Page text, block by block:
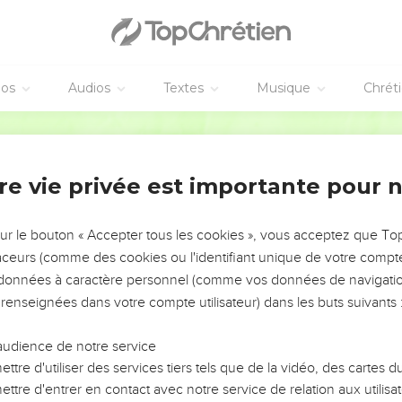
Audios Textes Musique
ὅταν ἀπαρθῇ ἀπ’ αὐτῶν ὁ νυμφίος, καὶ τότε
παλαιοῦ, καὶ χεῖρον σχίσμα γίνεται.
νέον εἰς ἀσκοὺς παλαιούς· εἰ δὲ μή, ῥήξει ὁ οἶνος
ἀσκοί. ἀλλὰ οἶνον νέον εἰς ἀσκοὺς καινούς.
τοῖς σάββασιν παραπορεύεσθαι διὰ τῶν σπορίμων,
τοὺς στάχυας.
αὐτῷ· Ἴδε τί ποιοῦσιν τοῖς σάββασιν ὃ οὐκ ἔξεστιν;
ἀνέγνωτε τί ἐποίησεν Δαυὶδ ὅτε χρείαν ἔσχεν
φαγεῖν εἰ μὴ τοὺς ἱερεῖς, καὶ ἔδωκεν καὶ τοῖς σὺν
Τὸ σάββατον διὰ τὸν ἄνθρωπον ἐγένετο καὶ οὐχ ὁ
vie privée est importante pour
le bouton « Accepter tous les cookies », vous acceptez que
(comme des cookies ou l'identifiant unique de votre
à caractère personnel (comme vos données de
dans votre compte utilisateur) dans les buts suivants :
de notre service
d'utiliser des services tiers tels que de la vidéo, des cartes
d'entrer en contact avec notre service de relation aux